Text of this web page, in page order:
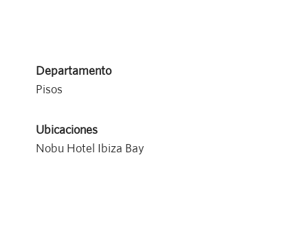
Departamento
Pisos
Ubicaciones
Nobu Hotel Ibiza Bay